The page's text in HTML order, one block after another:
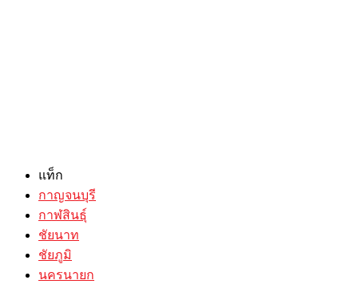
แท็ก
กาญจนบุรี
กาฬสินธุ์
ชัยนาท
ชัยภูมิ
นครนายก